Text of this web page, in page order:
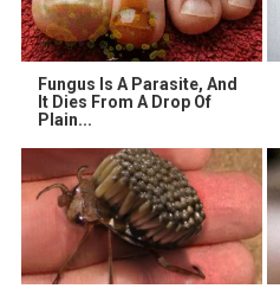
Fungus Is A Parasite, And
It Dies From A Drop Of
Plain...